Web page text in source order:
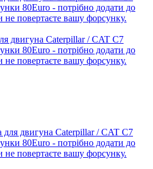
двигуна Caterpillar / CAT C7
80Euro - потрібно додати до
не повертаєте вашу форсунку.